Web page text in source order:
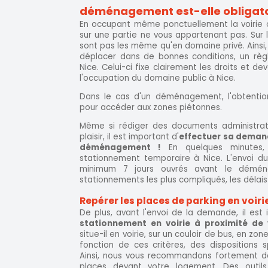
déménagement est-elle
En occupant même ponctuellement la
sur une partie ne vous appartenant pas.
sont pas les même qu'en domaine privé.
déplacer dans de bonnes conditions, un
Nice. Celui-ci fixe clairement les droits et
l'occupation du domaine public à Nice.
Dans le cas d'un déménagement,
pour accéder aux zones piétonnes.
Même si rédiger des documents
plaisir, il est important d'effectuer sa
déménagement ! En quelques
stationnement temporaire à Nice. L'envoi
minimum 7 jours ouvrés avant le
stationnements les plus compliqués, les
Repérer les places de parking en
De plus, avant l'envoi de la demande, il
stationnement en voirie à proximité de
situe-il en voirie, sur un couloir de bus, en
fonction de ces critères, des dispositions
Ainsi, nous vous recommandons fortement